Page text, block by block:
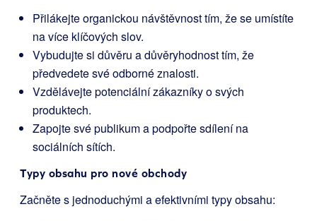
Přilákejte organickou návštěvnost tím, že se umístíte
na více klíčových slov.
Vybudujte si důvěru a důvěryhodnost tím, že
předvedete své odborné znalosti.
Vzdělávejte potenciální zákazníky o svých
produktech.
Zapojte své publikum a podpořte sdílení na
sociálních sítích.
Typy obsahu pro nové obchody
Začněte s jednoduchými a efektivními typy obsahu: